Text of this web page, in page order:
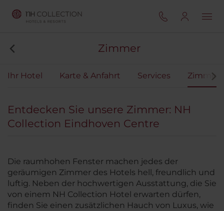
Zimmer
Ihr Hotel Karte & Anfahrt Services Zimmer
Entdecken Sie unsere Zimmer: NH
Collection Eindhoven Centre
Die raumhohen Fenster machen jedes der
geräumigen Zimmer des Hotels hell, freundlich und
luftig. Neben der hochwertigen Ausstattung, die Sie
von einem NH Collection Hotel erwarten dürfen,
finden Sie einen zusätzlichen Hauch von Luxus, wie